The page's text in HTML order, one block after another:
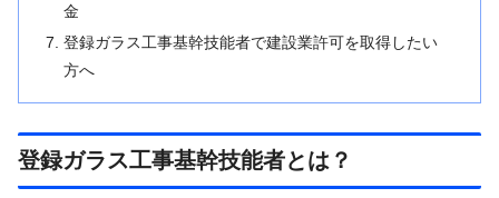
金
登録ガラス工事基幹技能者で建設業許可を取得したい
方へ
登録ガラス工事基幹技能者とは？